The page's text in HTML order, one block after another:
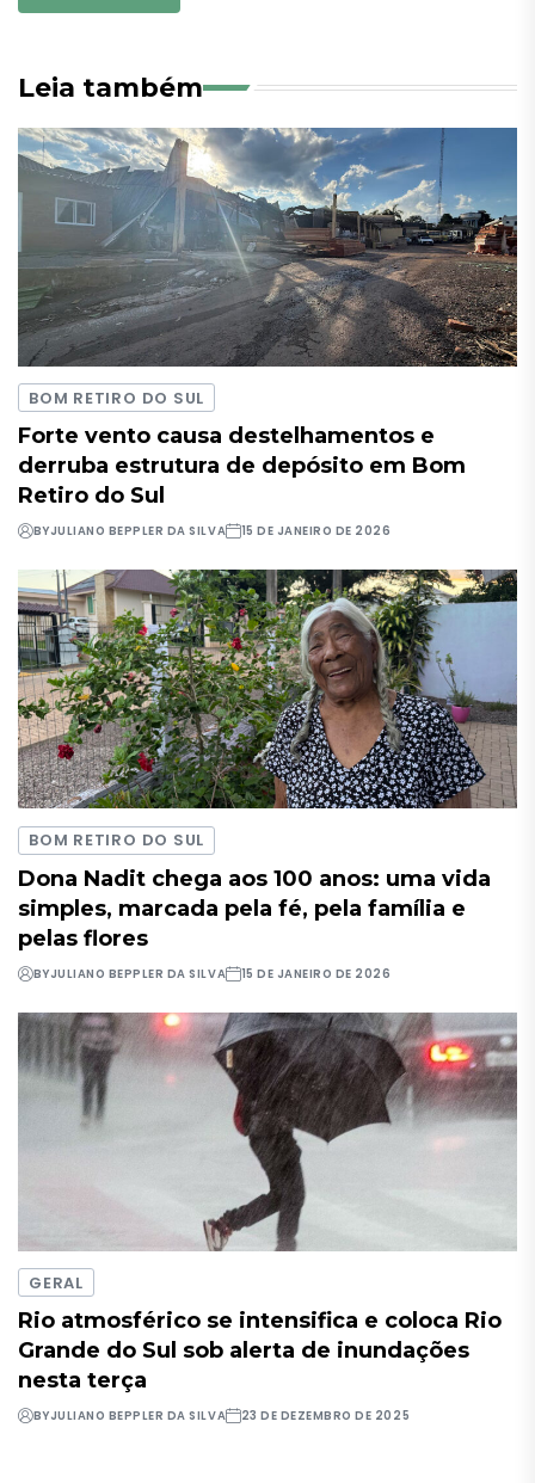
Leia também
BOM RETIRO DO SUL
Forte vento causa destelhamentos e
derruba estrutura de depósito em Bom
Retiro do Sul
BYJULIANO BEPPLER DA SILVA 15 DE JANEIRO DE 2026
BOM RETIRO DO SUL
Dona Nadit chega aos 100 anos: uma vida
simples, marcada pela fé, pela família e
pelas flores
BYJULIANO BEPPLER DA SILVA 15 DE JANEIRO DE 2026
GERAL
Rio atmosférico se intensifica e coloca Rio
Grande do Sul sob alerta de inundações
nesta terça
BYJULIANO BEPPLER DA SILVA 23 DE DEZEMBRO DE 2025